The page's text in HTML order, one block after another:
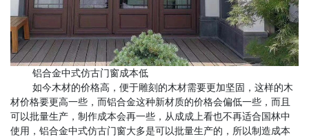
铝合金中式仿古门窗成本低
如今木材的价格高，便于雕刻的木材需要更加坚固，这样的木
材价格要更高一些，而铝合金这种新材质的价格会偏低一些，而且
可以批量生产，制作成本会再一些，从成成上看也不再适合国林中
使用，铝合金中式仿古门窗大多是可以批量生产的，所以制造成本